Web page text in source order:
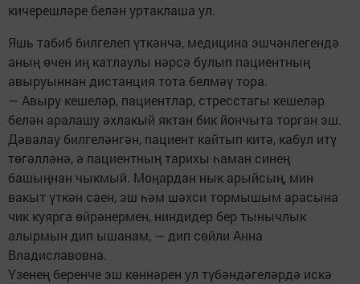
кичерешләре белән уртаклаша ул.
Яшь табиб билгелеп үткәнчә, медицина эшчәнлегендә
аның өчен иң катлаулы нәрсә булып пациентның
авыруыннан дистанция тота белмәү тора.
— Авыру кешеләр, пациентлар, стресстагы кешеләр
белән аралашу әхлакый яктан бик йончыта торган эш.
Дәвалау билгеләнгән, пациент кайтып китә, кабул итү
төгәлләнә, ә пациентның тарихы һаман синең
башыңнан чыкмый. Моңардан нык арыйсың, мин
вакыт үткән саен, эш һәм шәхси тормышым арасына
чик куярга өйрәнермен, ниндидер бер тынычлык
алырмын дип ышанам, — дип сөйли Анна
Владиславовна.
Үзенең беренче эш көннәрен ул түбәндәгеләрдә искә